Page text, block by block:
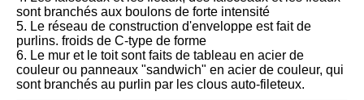
sont branchés aux boulons de forte intensité
5. Le réseau de construction d'enveloppe est fait de
purlins. froids de C-type de forme
6. Le mur et le toit sont faits de tableau en acier de
couleur ou panneaux "sandwich" en acier de couleur, qui
sont branchés au purlin par les clous auto-fileteux.